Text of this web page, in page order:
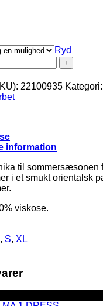
Ryd
22100935 Kategori:
information
til sommersæsonen
i et smukt orientalsk
viskose.
, S, XL